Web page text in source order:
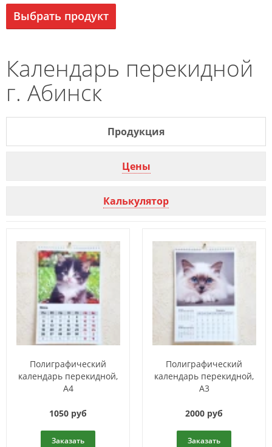
Выбрать продукт
Календарь перекидной
г. Абинск
Продукция
Цены
Калькулятор
Полиграфический
календарь перекидной,
А4
1050 руб
Заказать
Полиграфический
календарь перекидной,
А3
2000 руб
Заказать